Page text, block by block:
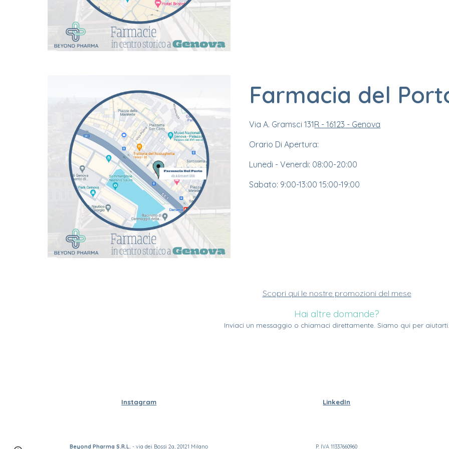
Farmacia del
Via A. Gramsci 131R - 16123 - Genova
Orario Di Apertura:
Lunedi - Venerdi: 08:00-20:00
Sabato: 9:00-13:00 15:00-19:00
Scopri qui le nostre promozioni del mese
Hai altre domande?
Inviaci un messaggio o chiamaci direttamente . Siamo qui per aiutarti.
Instagram LinkedIn
Beyond Pharma S.R.L. - via dei Bossi 2a, 20121 Milano P. IVA 11337660960